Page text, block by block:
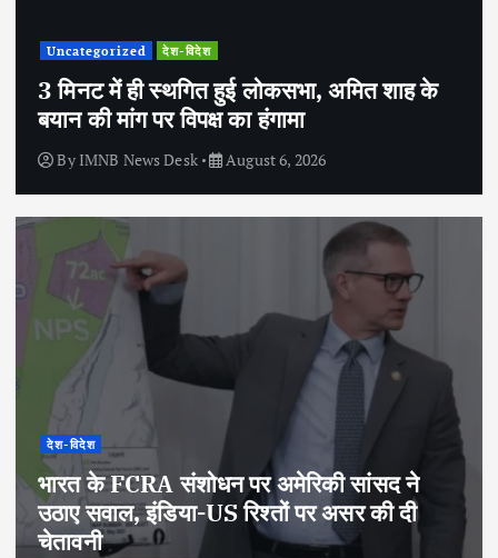
Uncategorized देश-विदेश
3 मिनट में ही स्थगित हुई लोकसभा, अमित शाह के
बयान की मांग पर विपक्ष का हंगामा
By IMNB News Desk August 6, 2026
देश-विदेश
भारत के FCRA संशोधन पर अमेरिकी सांसद ने
उठाए सवाल, इंडिया-US रिश्तों पर असर की दी
चेतावनी